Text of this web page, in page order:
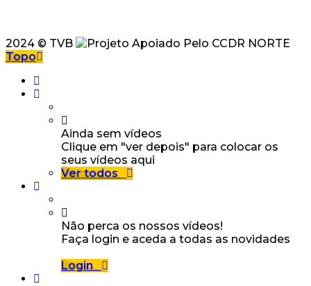
2024 © TVB
Topo
Ainda sem vídeos
Clique em "ver depois" para colocar os
seus vídeos aqui
Ver todos
Não perca os nossos vídeos!
Faça login e aceda a todas as novidades
Login